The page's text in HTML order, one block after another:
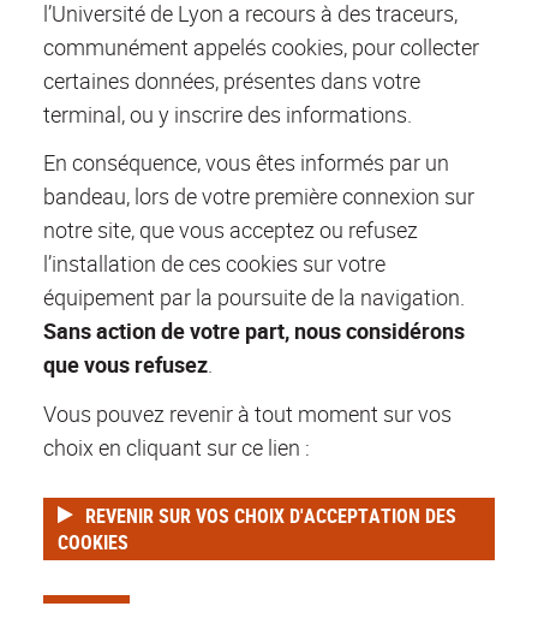
l’Université de Lyon a recours à des traceurs,
communément appelés cookies, pour collecter
certaines données, présentes dans votre
terminal, ou y inscrire des informations.
En conséquence, vous êtes informés par un
bandeau, lors de votre première connexion sur
notre site, que vous acceptez ou refusez
l’installation de ces cookies sur votre
équipement par la poursuite de la navigation.
Sans action de votre part, nous considérons
que vous refusez.
Vous pouvez revenir à tout moment sur vos
choix en cliquant sur ce lien :
REVENIR SUR VOS CHOIX D'ACCEPTATION DES
COOKIES